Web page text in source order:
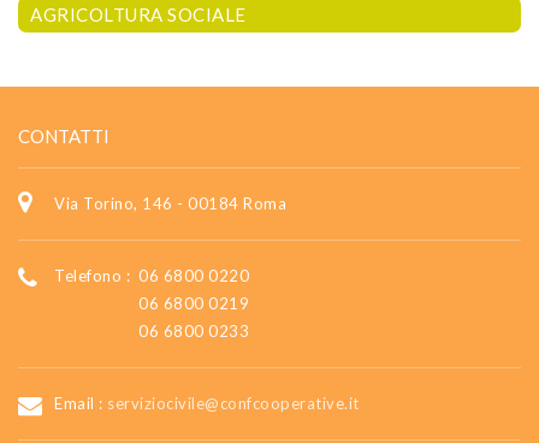
AGRICOLTURA SOCIALE
CONTATTI
Via Torino, 146 - 00184 Roma
Telefono : 06 6800 0220
06 6800 0219
06 6800 0233
Email : serviziocivile@confcooperative.it